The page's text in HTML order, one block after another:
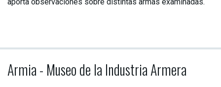
Armia - Museo de la Industria Armera